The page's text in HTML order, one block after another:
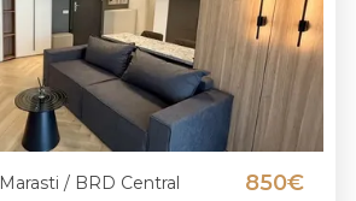
/ BRD Central 850€